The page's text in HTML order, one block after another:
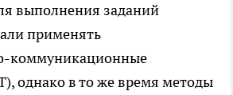
выполнения заданий
применять
коммуникационные
однако в то же время методы